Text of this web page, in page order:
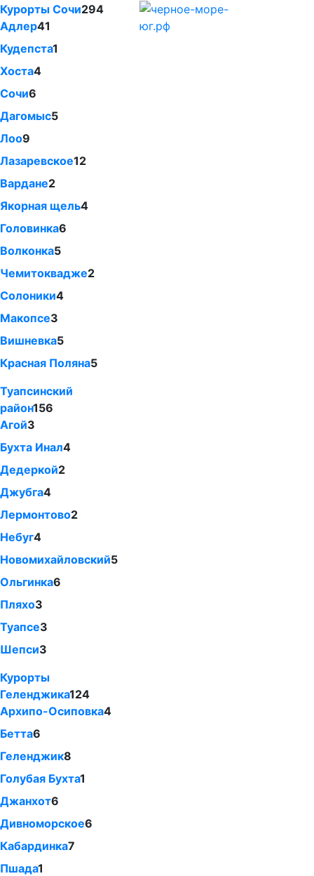
Курорты Сочи294
Адлер41
Кудепста1
Хоста4
Сочи6
Дагомыс5
Лоо9
Лазаревское12
Вардане2
Якорная щель4
Головинка6
Волконка5
Чемитоквадже2
Солоники4
Макопсе3
Вишневка5
Красная Поляна5
Туапсинский
район156
Агой3
Бухта Инал4
Дедеркой2
Джубга4
Лермонтово2
Небуг4
Новомихайловский5
Ольгинка6
Пляхо3
Туапсе3
Шепси3
Курорты
Геленджика124
Архипо-Осиповка4
Бетта6
Геленджик8
Голубая Бухта1
Джанхот6
Дивноморское6
Кабардинка7
Пшада1